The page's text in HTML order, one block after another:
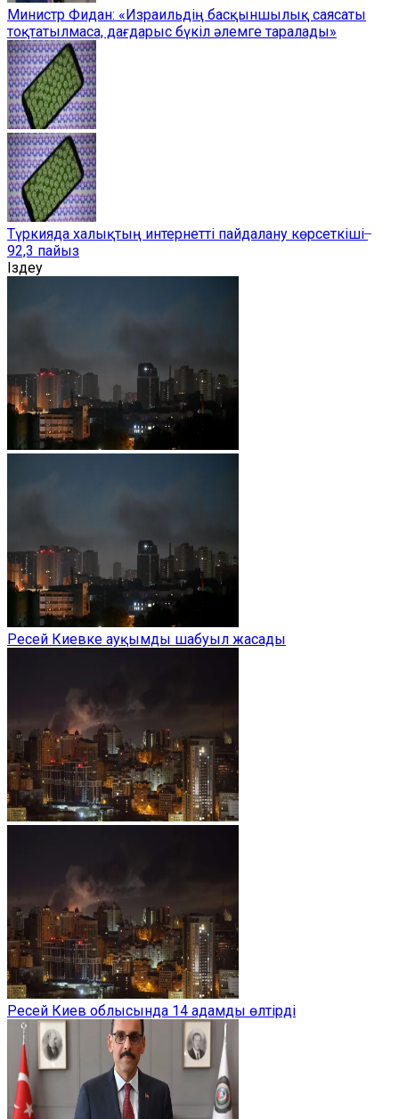
Министр Фидан: «Израильдің басқыншылық саясаты
тоқтатылмаса, дағдарыс бүкіл әлемге таралады»
Түркияда халықтың интернетті пайдалану көрсеткіші ̶
92,3 пайыз
Іздеу
Ресей Киевке ауқымды шабуыл жасады
Ресей Киев облысында 14 адамды өлтірді